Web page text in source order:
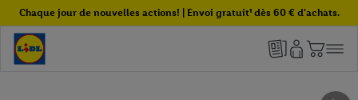
Chaque jour de nouvelles actions! | Envoi gratuit¹ dès 60 € d'achats.